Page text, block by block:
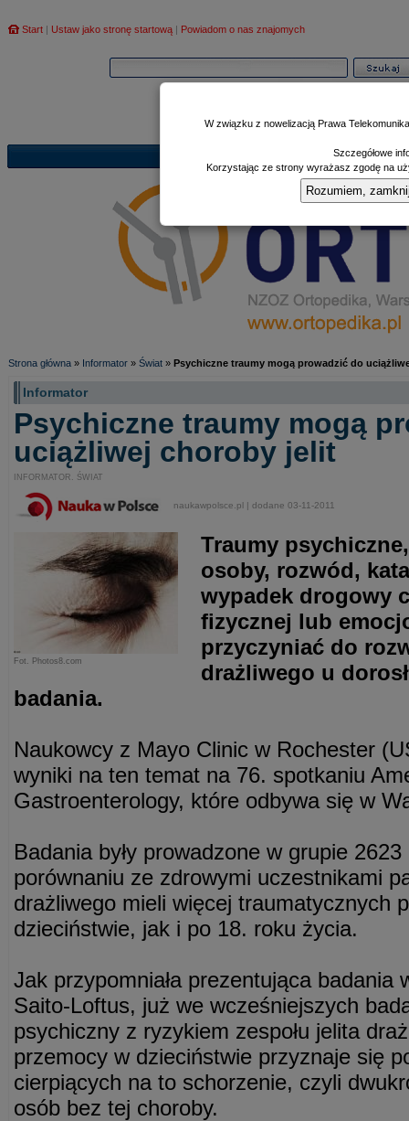
Start | Ustaw jako stronę startową | Powiadom o nas znajomych
Poczekalnia|
Strona główna » Informator » Świat » Psychiczne traumy mogą prowadzić do
Informator
Psychiczne traumy mogą
uciążliwej choroby jelit
INFORMATOR. ŚWIAT
naukawpolsce.pl | dodane 03-11-2011
Fot. Photos8.com
Traumy
osoby, rozwód,
wypadek drogowy
fizycznej lub
przyczyniać do
drażliwego u
badania.
Naukowcy z Mayo Clinic w Rochester
wyniki na ten temat na 76. spotkaniu
Gastroenterology, które odbywa się w
Badania były prowadzone w grupie
porównaniu ze zdrowymi uczestnikami
drażliwego mieli więcej traumatycznych
dzieciństwie, jak i po 18. roku życia.
Jak przypomniała prezentująca badania
Saito-Loftus, już we wcześniejszych
psychiczny z ryzykiem zespołu jelita
przemocy w dzieciństwie przyznaje się
cierpiących na to schorzenie, czyli
osób bez tej choroby.
W związku z nowelizacją Prawa
Szczegółowe
Korzystając ze strony wyrażasz zgodę na
Rozumiem,